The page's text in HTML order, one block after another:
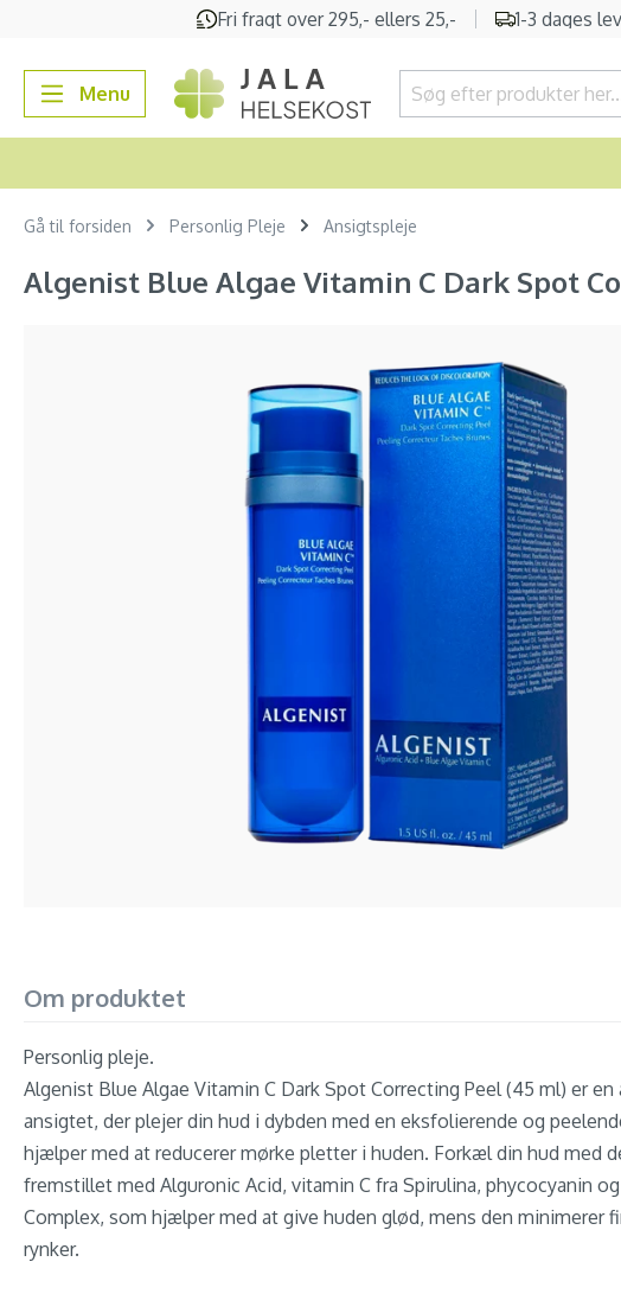
Gå til hovednavigationFri fragt over 295,- ellers 25,- 1-3 dages
Menu
Gå til forsiden Personlig Pleje Ansigtspleje
Algenist Blue Algae Vitamin C Dark Spot
Om produktet
Personlig pleje.
Algenist Blue Algae Vitamin C Dark Spot Correcting Peel (45 ml) er
ansigtet, der plejer din hud i dybden med en eksfolierende og
hjælper med at reducerer mørke pletter i huden. Forkæl din hud med
fremstillet med Alguronic Acid, vitamin C fra Spirulina, phycocyanin
Complex, som hjælper med at give huden glød, mens den minimerer
rynker.